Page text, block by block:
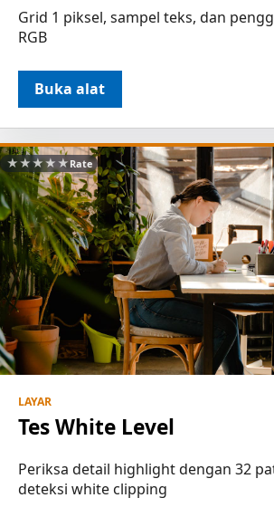
Grid 1 piksel, sampel teks, dan
RGB
Buka alat
★★★★★ Rate
LAYAR
Tes White Level
Periksa detail highlight dengan 32
deteksi white clipping